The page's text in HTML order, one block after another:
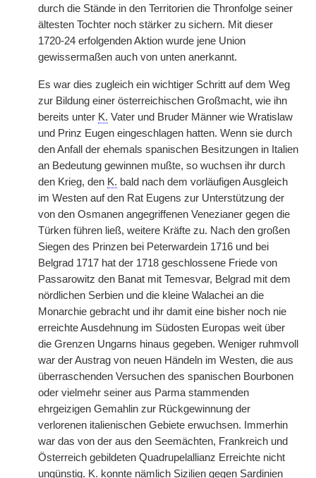
durch die Stände in den Territorien die Thronfolge seiner
ältesten Tochter noch stärker zu sichern. Mit dieser
1720-24 erfolgenden Aktion wurde jene Union
gewissermaßen auch von unten anerkannt.
Es war dies zugleich ein wichtiger Schritt auf dem Weg
zur Bildung einer österreichischen Großmacht, wie ihn
bereits unter K. Vater und Bruder Männer wie Wratislaw
und Prinz Eugen eingeschlagen hatten. Wenn sie durch
den Anfall der ehemals spanischen Besitzungen in Italien
an Bedeutung gewinnen mußte, so wuchsen ihr durch
den Krieg, den K. bald nach dem vorläufigen Ausgleich
im Westen auf den Rat Eugens zur Unterstützung der
von den Osmanen angegriffenen Venezianer gegen die
Türken führen ließ, weitere Kräfte zu. Nach den großen
Siegen des Prinzen bei Peterwardein 1716 und bei
Belgrad 1717 hat der 1718 geschlossene Friede von
Passarowitz den Banat mit Temesvar, Belgrad mit dem
nördlichen Serbien und die kleine Walachei an die
Monarchie gebracht und ihr damit eine bisher noch nie
erreichte Ausdehnung im Südosten Europas weit über
die Grenzen Ungarns hinaus gegeben. Weniger ruhmvoll
war der Austrag von neuen Händeln im Westen, die aus
überraschenden Versuchen des spanischen Bourbonen
oder vielmehr seiner aus Parma stammenden
ehrgeizigen Gemahlin zur Rückgewinnung der
verlorenen italienischen Gebiete erwuchsen. Immerhin
war das von der aus den Seemächten, Frankreich und
Österreich gebildeten Quadrupelallianz Erreichte nicht
ungünstig. K. konnte nämlich Sizilien gegen Sardinien